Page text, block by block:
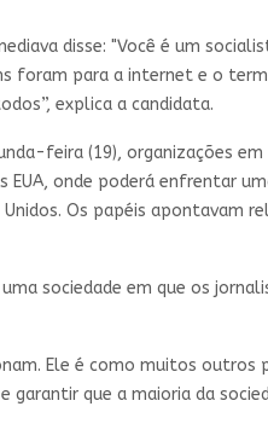
disse: "Você é um
foram para a internet e o
explica a candidata.
feira (19), organizações
onde poderá enfrentar
Os papéis apontavam
sociedade em que os
Ele é como muitos
que a maioria da